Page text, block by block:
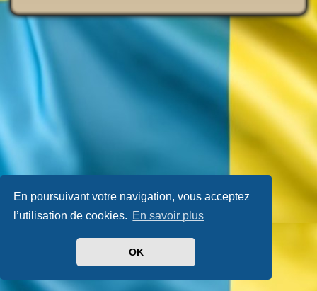
En poursuivant votre navigation, vous acceptez
l’utilisation de cookies. En savoir plus
OK